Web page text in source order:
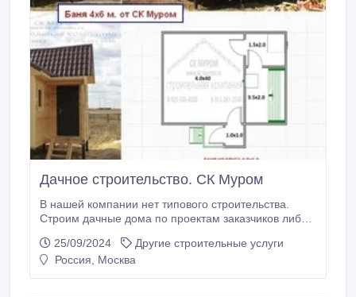
Дачное строительство. СК Муром
В нашей компании нет типового строительства.
Строим дачные дома по проектам заказчиков либо
будущего дома исходя из их пожеланий. Такой
подход к делу позволяет более конкретно учесть, а
25/09/2024
Другие строительные услуги
Россия, Москва